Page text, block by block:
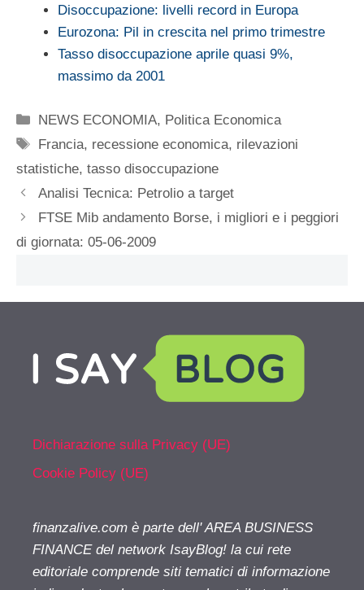
Disoccupazione: livelli record in Europa
Eurozona: Pil in crescita nel primo trimestre
Tasso disoccupazione aprile quasi 9%,
massimo da 2001
Categorie
NEWS ECONOMIA, Politica Economica
Tag
Francia, recessione economica, rilevazioni
statistiche, tasso disoccupazione
Analisi Tecnica: Petrolio a target
FTSE Mib andamento Borse, i migliori e i peggiori
di giornata: 05-06-2009
Dichiarazione sulla Privacy (UE)
Cookie Policy (UE)
finanzalive.com è parte dell' AREA BUSINESS
FINANCE del network IsayBlog! la cui rete
editoriale comprende siti tematici di informazione